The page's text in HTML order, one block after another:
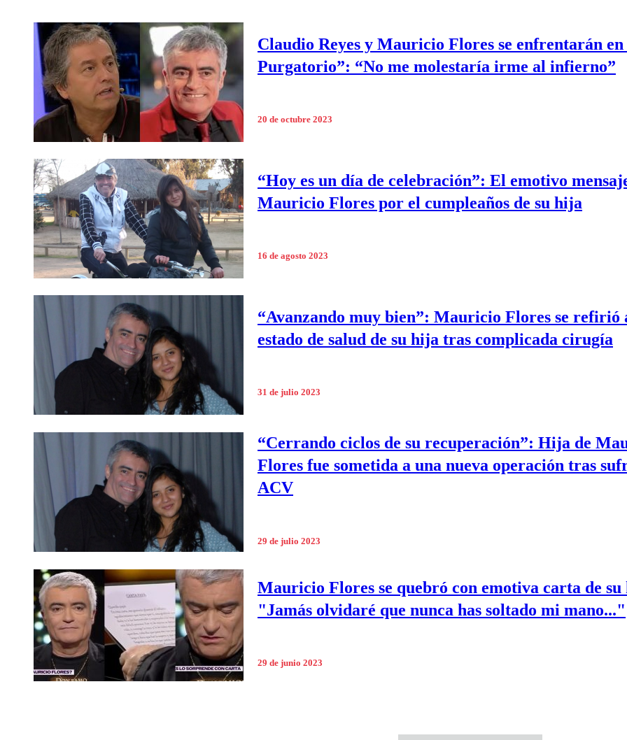
Claudio Reyes y Mauricio Flores se enfrentarán en
Purgatorio”: “No me molestaría irme al infierno”
20 de octubre 2023
“Hoy es un día de celebración”: El emotivo
Mauricio Flores por el cumpleaños de su hija
16 de agosto 2023
“Avanzando muy bien”: Mauricio Flores se refirió
estado de salud de su hija tras complicada cirugía
31 de julio 2023
“Cerrando ciclos de su recuperación”: Hija de
Flores fue sometida a una nueva operación tras
ACV
29 de julio 2023
Mauricio Flores se quebró con emotiva carta de
"Jamás olvidaré que nunca has soltado mi mano..."
29 de junio 2023